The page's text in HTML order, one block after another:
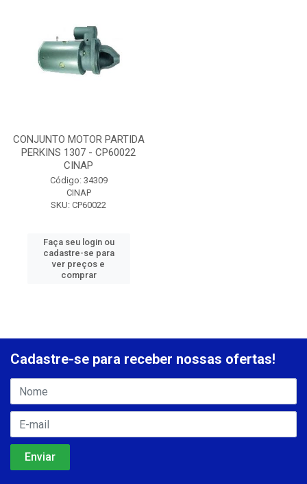
CONJUNTO MOTOR PARTIDA
PERKINS 1307 - CP60022
CINAP
Código: 34309
CINAP
SKU: CP60022
Faça seu login ou
cadastre-se para
ver preços e
comprar
Cadastre-se para receber nossas ofertas!